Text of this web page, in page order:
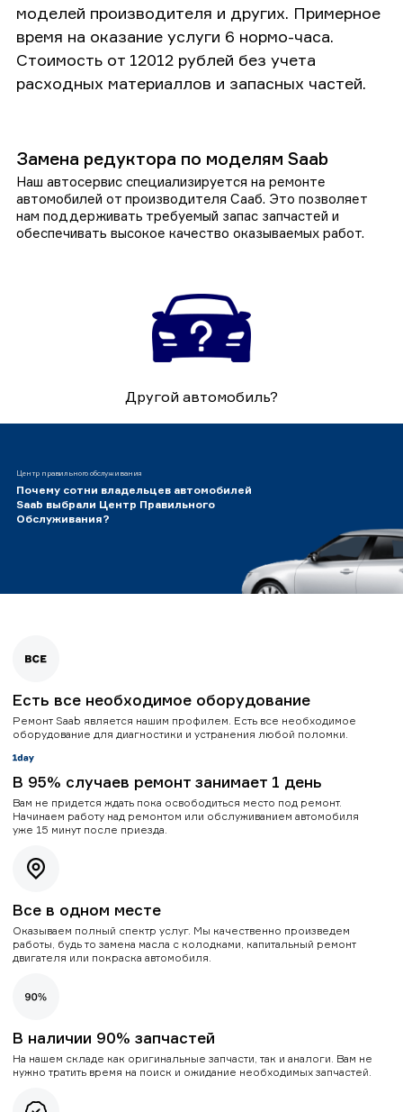
моделей производителя и других. Примерное
время на оказание услуги 6 нормо-часа.
Стоимость от 12012 рублей без учета
расходных материаллов и запасных частей.
Замена редуктора по моделям Saab
Наш автосервис специализируется на ремонте
автомобилей от производителя Сааб. Это позволяет
нам поддерживать требуемый запас запчастей и
обеспечивать высокое качество оказываемых работ.
Другой автомобиль?
Центр правильного обслуживания
Почему сотни владельцев автомобилей
Saab выбрали Центр Правильного
Обслуживания?
Есть все необходимое оборудование
Ремонт Saab является нашим профилем. Есть все необходимое
оборудование для диагностики и устранения любой поломки.
В 95% случаев ремонт занимает 1 день
Вам не придется ждать пока освободиться место под ремонт.
Начинаем работу над ремонтом или обслуживанием автомобиля
уже 15 минут после приезда.
Все в одном месте
Оказываем полный спектр услуг. Мы качественно произведем
работы, будь то замена масла с колодками, капитальный ремонт
двигателя или покраска автомобиля.
В наличии 90% запчастей
На нашем складе как оригинальные запчасти, так и аналоги. Вам не
нужно тратить время на поиск и ожидание необходимых запчастей.